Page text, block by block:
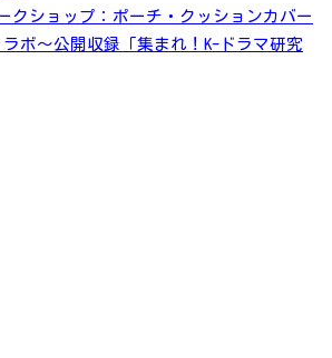
クショップ：ポーチ・クッションカバー
ラボ～公開収録「集まれ！K-ドラマ研究